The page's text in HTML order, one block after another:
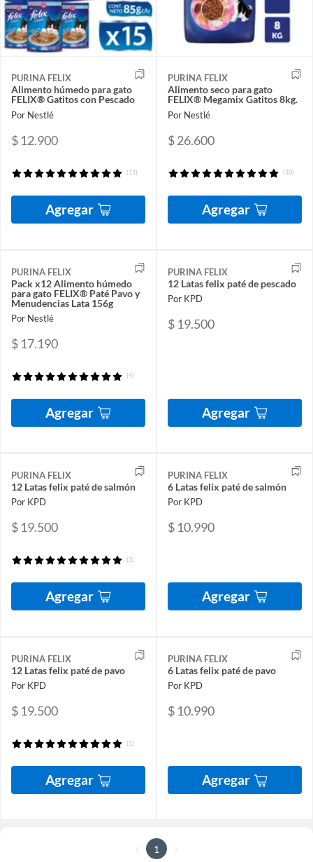
PURINA FELIX
Alimento húmedo para gato
FELIX® Gatitos con Pescado
Por Nestlé
$ 12.900
(11)
Agregar
PURINA FELIX
Alimento seco para gato
FELIX® Megamix Gatitos 8kg.
Por Nestlé
$ 26.600
(10)
Agregar
PURINA FELIX
Pack x12 Alimento húmedo
para gato FELIX® Paté Pavo y
Menudencias Lata 156g
Por Nestlé
$ 17.190
(4)
Agregar
PURINA FELIX
12 Latas felix paté de pescado
Por KPD
$ 19.500
Agregar
PURINA FELIX
12 Latas felix paté de salmón
Por KPD
$ 19.500
(3)
Agregar
PURINA FELIX
6 Latas felix paté de salmón
Por KPD
$ 10.990
Agregar
PURINA FELIX
12 Latas felix paté de pavo
Por KPD
$ 19.500
(1)
Agregar
PURINA FELIX
6 Latas felix paté de pavo
Por KPD
$ 10.990
Agregar
1